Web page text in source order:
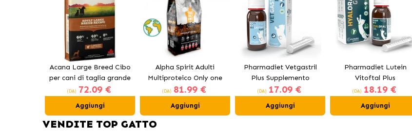
Acana Large Breed Cibo
per cani di taglia grande
con pollo
(DA) 72.09 €
Aggiungi
Alpha Spirit Adulti
Multiproteico Only one
(DA) 81.99 €
Aggiungi
Pharmadiet Vetgastril
Plus Supplemento
Digestivo per Cani e
(DA) 17.09 €
Aggiungi
Pharmadiet Lutein
Vitoftal Plus
Supplemento Oculare
(DA) 18.19 €
Aggiungi
VENDITE TOP GATTO